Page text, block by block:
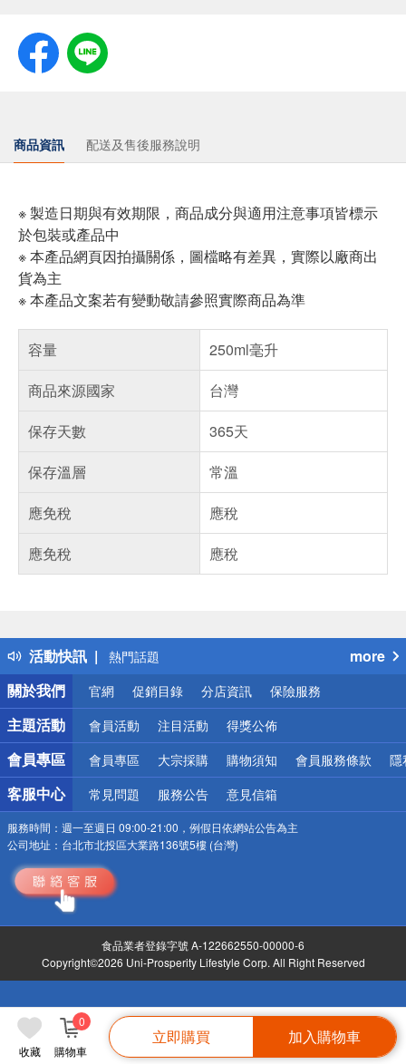
收藏 購物車
0
立即購買 加入購物車
商品資訊 配送及售後服務說明
※ 製造日期與有效期限，商品成分與適用注意事項皆標示
於包裝或產品中
※ 本產品網頁因拍攝關係，圖檔略有差異，實際以廠商出
貨為主
※ 本產品文案若有變動敬請參照實際商品為準
容量
250ml毫升
商品來源國家
台灣
保存天數
365天
保存溫層
常溫
應免稅
應稅
應免稅
應稅
活動快訊
得獎公告
熱門話題
銀行優惠
偏遠地區配送
詐騙網頁！請小心！
more
關於我們
官網 促銷目錄 分店資訊 保險服務
主題活動 會員活動 注目活動 得獎公佈
會員專區 會員專區 大宗採購 購物須知 會員服務條款 隱
客服中心 常見問題 服務公告 意見信箱
服務時間： 週一至週日 09:00-21:00，例假日依網站公告為主
公司地址： 台北市北投區大業路136號5樓 (台灣)
食品業者登錄字號 A-122662550-00000-6
Copyright©2026 Uni-Prosperity Lifestyle Corp. All Right Reserved